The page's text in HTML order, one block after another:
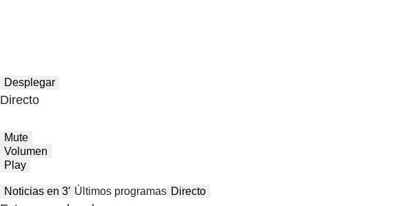
Desplegar
Directo
Mute
Volumen
Play
Noticias en 3′ Últimos programas Directo